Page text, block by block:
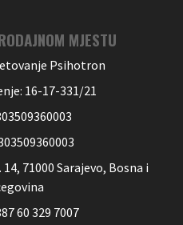
MJESTU
Psihotron
16-17-331/21
71000 Sarajevo, Bosna i
60 329 7007